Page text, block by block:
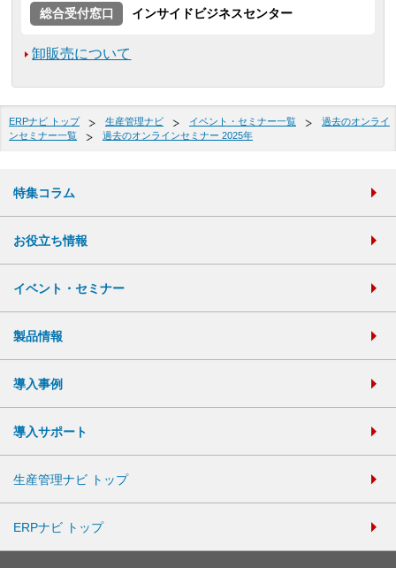
総合受付窓口
インサイドビジネスセンター
卸販売について
ERPナビ トップ 生産管理ナビ イベント・セミナー一覧
過去のオンライ
ンセミナー一覧
過去のオンラインセミナー 2025年
特集コラム
お役立ち情報
イベント・セミナー
製品情報
導入事例
導入サポート
生産管理ナビ トップ
ERPナビ トップ